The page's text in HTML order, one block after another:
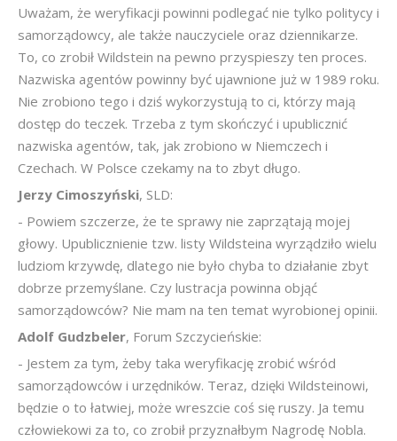
Uważam, że weryfikacji powinni podlegać nie tylko politycy i
samorządowcy, ale także nauczyciele oraz dziennikarze.
To, co zrobił Wildstein na pewno przyspieszy ten proces.
Nazwiska agentów powinny być ujawnione już w 1989 roku.
Nie zrobiono tego i dziś wykorzystują to ci, którzy mają
dostęp do teczek. Trzeba z tym skończyć i upublicznić
nazwiska agentów, tak, jak zrobiono w Niemczech i
Czechach. W Polsce czekamy na to zbyt długo.
Jerzy Cimoszyński, SLD:
- Powiem szczerze, że te sprawy nie zaprzątają mojej
głowy. Upublicznienie tzw. listy Wildsteina wyrządziło wielu
ludziom krzywdę, dlatego nie było chyba to działanie zbyt
dobrze przemyślane. Czy lustracja powinna objąć
samorządowców? Nie mam na ten temat wyrobionej opinii.
Adolf Gudzbeler, Forum Szczycieńskie:
- Jestem za tym, żeby taka weryfikację zrobić wśród
samorządowców i urzędników. Teraz, dzięki Wildsteinowi,
będzie o to łatwiej, może wreszcie coś się ruszy. Ja temu
człowiekowi za to, co zrobił przyznałbym Nagrodę Nobla.